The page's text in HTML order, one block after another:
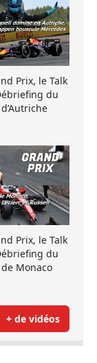
Prix, le Talk
du
Prix, le Talk
du
Monaco
+ de vidéos